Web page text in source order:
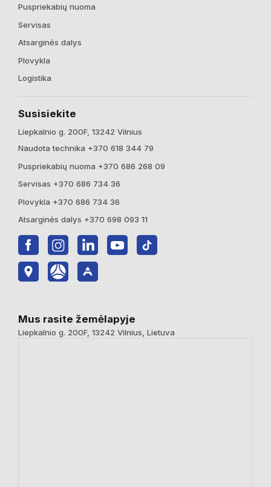
Puspriekabių nuoma
Servisas
Atsarginės dalys
Plovykla
Logistika
Susisiekite
Liepkalnio g. 200F, 13242 Vilnius
Naudota technika +370 618 344 79
Puspriekabių nuoma +370 686 268 09
Servisas +370 686 734 36
Plovykla +370 686 734 36
Atsarginės dalys +370 698 093 11
Mus rasite žemėlapyje
Liepkalnio g. 200F, 13242 Vilnius, Lietuva